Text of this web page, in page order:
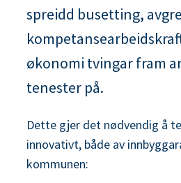
spreidd busetting,
økonomi tvingar fram
tenester på.
Dette gjer det nødvendig å
innovativt, både av
kommunen: